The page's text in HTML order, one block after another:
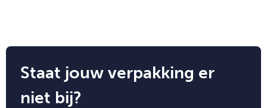
Staat jouw verpakking er
niet bij?